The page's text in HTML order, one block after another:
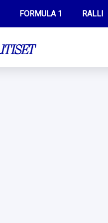
FORMULA 1 RALLI